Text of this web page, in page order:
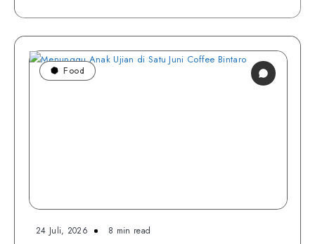
Food
24 Juli, 2026 8 min read